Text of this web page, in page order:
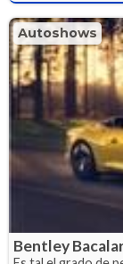
Autoshows
Bentley